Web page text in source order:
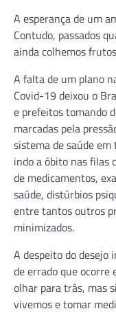
A esperança de um
Contudo, passados
ainda colhemos
A falta de um plano
Covid-19 deixou o
e prefeitos tomando
marcadas pela
sistema de saúde
indo a óbito nas filas
de medicamentos,
saúde, distúrbios
entre tantos outros
minimizados.
A despeito do desejo
de errado que ocorre
olhar para trás, mas
vivemos e tomar